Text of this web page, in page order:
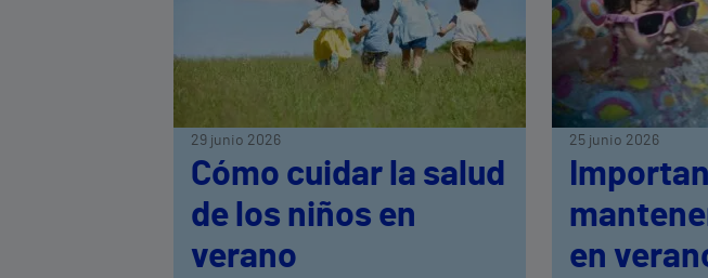
29 junio 2026
Cómo cuidar la salud
de los niños en
verano
25 junio 2026
en